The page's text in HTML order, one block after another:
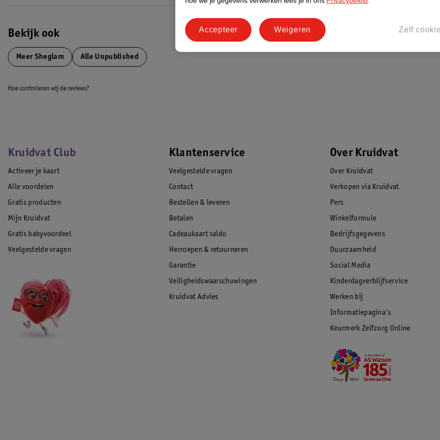
Bekijk ook
Meer Sheglam Alle Unpublished
Hoe controleren wij de reviews?
Kruidvat Club
Activeer je kaart
Alle voordelen
Gratis producten
Mijn Kruidvat
Gratis babyvoordeel
Veelgestelde vragen
Klantenservice
Veelgestelde vragen
Contact
Bestellen & leveren
Betalen
Cadeaukaart saldo
Herroepen & retourneren
Garantie
Veiligheidswaarschuwingen
Kruidvat Advies
Over Kruidvat
Over Kruidvat
Verkopen via Kruidvat
Pers
Winkelformule
Bedrijfsgegevens
Duurzaamheid
Social Media
Kinderdagverblijfservice
Werken bij
Informatiepagina's
Keurmerk Zelfzorg Online
Zelf
Weigeren
Accepteer